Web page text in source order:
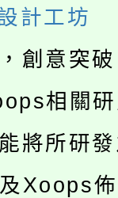
導中心
、社會
加。
專業人
賠案件
序及
育課程
年度第
選結果(
知識
計工坊
創意突
相關
將所研
Xoops